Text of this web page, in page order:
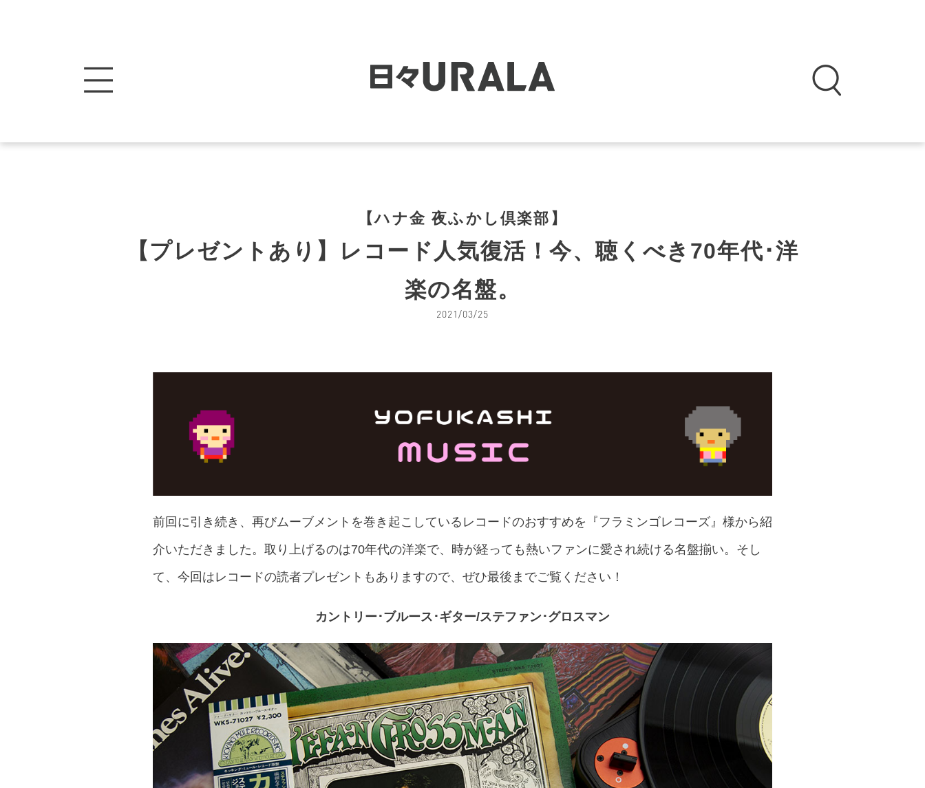
【ハナ金 夜ふかし倶楽部】
【プレゼントあり】レコード人気復活！今、聴くべき70年代･洋
楽の名盤。
2021/03/25
前回に引き続き、再びムーブメントを巻き起こしているレコードのおすすめを『フラミンゴレコーズ』様から紹
介いただきました。取り上げるのは70年代の洋楽で、時が経っても熱いファンに愛され続ける名盤揃い。そし
て、今回はレコードの読者プレゼントもありますので、ぜひ最後までご覧ください！
カントリー･ブルース･ギター/ステファン･グロスマン